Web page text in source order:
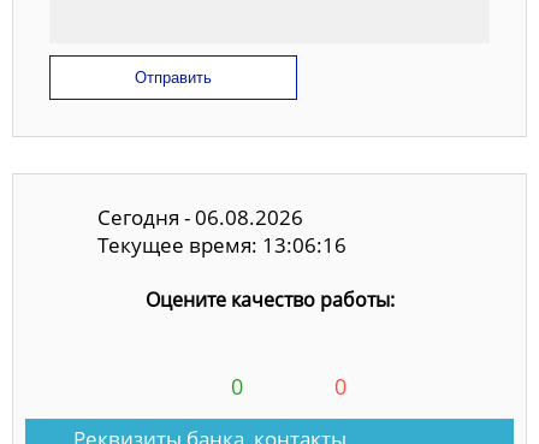
Отправить
Сегодня - 06.08.2026
Текущее время: 13:06:16
Оцените качество работы:
0 0